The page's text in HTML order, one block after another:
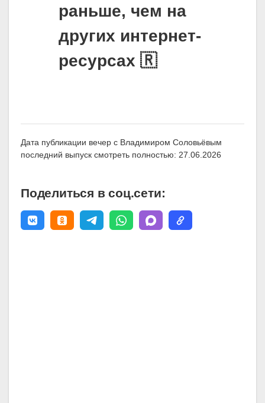
раньше, чем на
других интернет-
ресурсах 🇷
Дата публикации вечер с Владимиром Соловьёвым
последний выпуск смотреть полностью: 27.06.2026
Поделиться в соц.сети: